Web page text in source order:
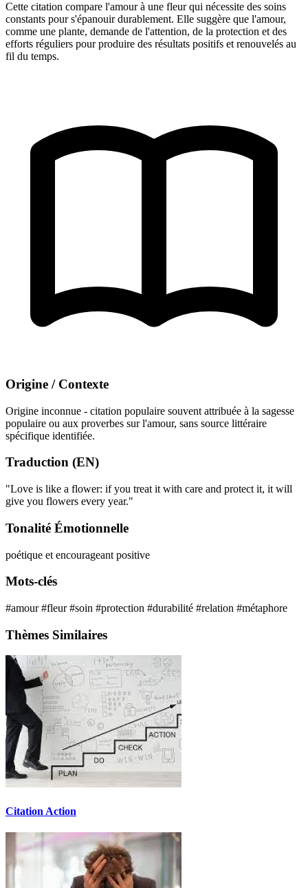
Cette citation compare l'amour à une fleur qui nécessite des soins
constants pour s'épanouir durablement. Elle suggère que l'amour,
comme une plante, demande de l'attention, de la protection et des
efforts réguliers pour produire des résultats positifs et renouvelés au
fil du temps.
Origine / Contexte
Origine inconnue - citation populaire souvent attribuée à la sagesse
populaire ou aux proverbes sur l'amour, sans source littéraire
spécifique identifiée.
Traduction (EN)
"Love is like a flower: if you treat it with care and protect it, it will
give you flowers every year."
Tonalité Émotionnelle
poétique et encourageant positive
Mots-clés
#amour#fleur#soin #protection #durabilité #relation #métaphore
Thèmes Similaires
Citation Action